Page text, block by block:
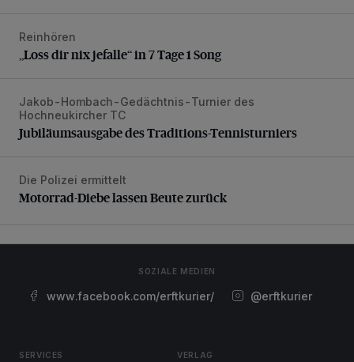
„Loss dir nix jefalle“ in 7 Tage 1 Song
Reinhören
„Loss dir nix jefalle“ in 7 Tage 1 Song
Jubiläumsausgabe des Traditions-Tennisturniers
Jakob-Hombach-Gedächtnis-Turnier des
Hochneukircher TC
Jubiläumsausgabe des Traditions-Tennisturniers
Motorrad-Diebe lassen Beute zurück
Die Polizei ermittelt
Motorrad-Diebe lassen Beute zurück
SOZIALE MEDIEN
www.facebook.com/erftkurier/ @erftkurier
SERVICES VERLAG